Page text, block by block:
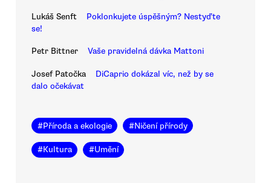
Lukáš Senft
Poklonkujete úspěšným? Nestyďte
se!
Petr Bittner Vaše pravidelná dávka Mattoni
Josef Patočka
DiCaprio dokázal víc, než by se
dalo očekávat
#Příroda a ekologie #Ničení přírody
#Kultura #Umění